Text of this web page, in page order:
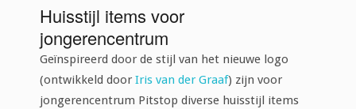
Huisstijl items voor
jongerencentrum
Geïnspireerd door de stijl van het nieuwe logo
(ontwikkeld door Iris van der Graaf) zijn voor
jongerencentrum Pitstop diverse huisstijl items